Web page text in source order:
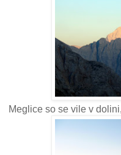
Meglice so se vile v